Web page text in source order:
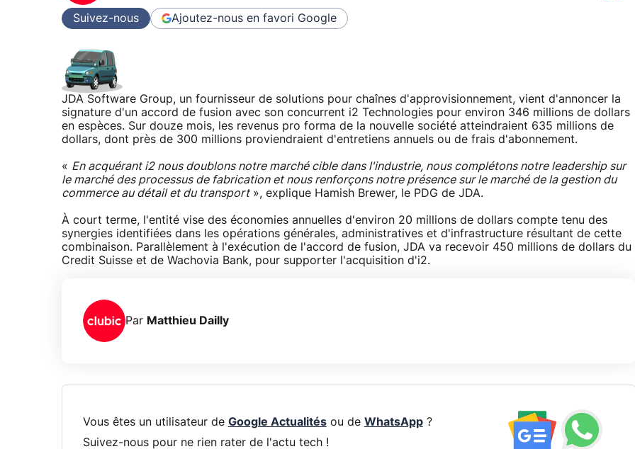
Suivez-nous Ajoutez-nous en favori Google
JDA Software Group, un fournisseur de solutions pour chaînes d'approvisionnement, vient d'annoncer la
signature d'un accord de fusion avec son concurrent i2 Technologies pour environ 346 millions de dollars
en espèces. Sur douze mois, les revenus pro forma de la nouvelle société atteindraient 635 millions de
dollars, dont près de 300 millions proviendraient d'entretiens annuels ou de frais d'abonnement.
« En acquérant i2 nous doublons notre marché cible dans l'industrie, nous complétons notre leadership sur
le marché des processus de fabrication et nous renforçons notre présence sur le marché de la gestion du
commerce au détail et du transport», explique Hamish Brewer, le PDG de JDA.
À court terme, l'entité vise des économies annuelles d'environ 20 millions de dollars compte tenu des
synergies identifiées dans les opérations générales, administratives et d'infrastructure résultant de cette
combinaison. Parallèlement à l'exécution de l'accord de fusion, JDA va recevoir 450 millions de dollars du
Credit Suisse et de Wachovia Bank, pour supporter l'acquisition d'i2.
Par Matthieu Dailly
Vous êtes un utilisateur de Google Actualitésou de WhatsApp?
Suivez-nous pour ne rien rater de l'actu tech !